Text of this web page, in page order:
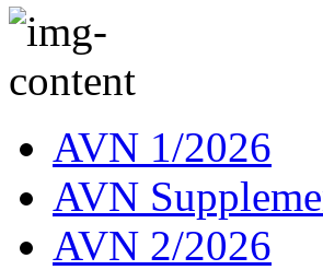
AVN 1/2026
AVN
AVN 2/2026